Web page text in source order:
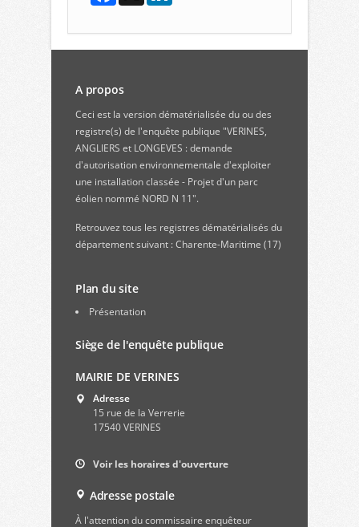
A propos
Ceci est la version dématérialisée du ou des
registre(s) de l'enquête publique "VERINES,
ANGLIERS et LONGEVES : demande
d'autorisation environnementale d'exploiter
une installation classée - Projet d'un parc
éolien nommé NORD N 11".
Retrouvez tous les registres dématérialisés du
département suivant : Charente-Maritime (17)
Plan du site
Présentation
Siège de l'enquête publique
MAIRIE DE VERINES
Adresse
15 rue de la Verrerie
17540 VERINES
Voir les horaires d'ouverture
Adresse postale
À l'attention du commissaire enquêteur